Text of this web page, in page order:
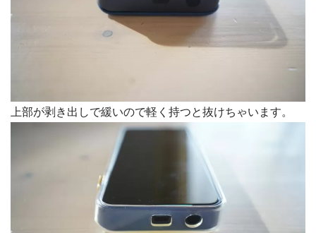
上部が剥き出しで緩いので軽く持つと抜けちゃいます。